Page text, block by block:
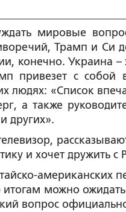
мировые
Трамп и Си
конечно. Украина –
привезет с собой
людях: «Список
а также
других».
и хочет дружить с
американских
можно ожидать
вопрос